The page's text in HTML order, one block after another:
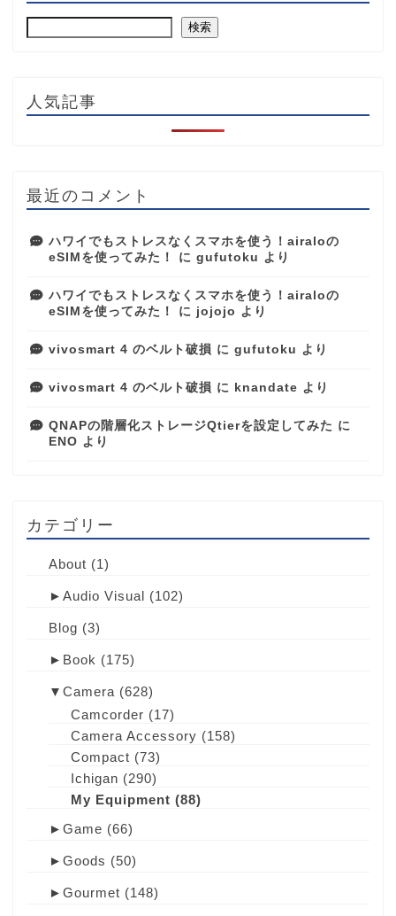
検索
人気記事
最近のコメント
ハワイでもストレスなくスマホを使う！airaloの
eSIMを使ってみた！
に gufutoku より
ハワイでもストレスなくスマホを使う！airaloの
eSIMを使ってみた！
に jojojo より
vivosmart 4 のベルト破損 に gufutoku より
vivosmart 4 のベルト破損 に knandate より
QNAPの階層化ストレージQtierを設定してみた に
ENO より
カテゴリー
About (1)
► Audio Visual (102)
Blog (3)
► Book (175)
▼ Camera (628)
Camcorder (17)
Camera Accessory (158)
Compact (73)
Ichigan (290)
My Equipment (88)
► Game (66)
► Goods (50)
► Gourmet (148)